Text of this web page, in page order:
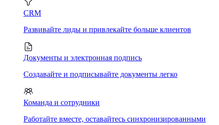
CRM
Развивайте лиды и привлекайте больше клиентов
Документы и электронная подпись
Создавайте и подписывайте документы легко
Команда и сотрудники
Работайте вместе, оставайтесь синхронизированными